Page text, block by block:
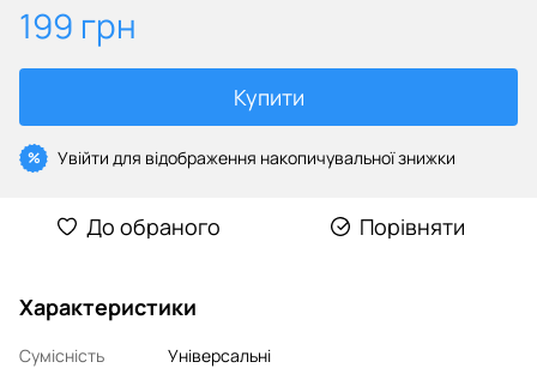
199 грн
Купити
% Увійти для відображення накопичувальної знижки
До обраного Порівняти
Характеристики
Сумісність
Універсальні